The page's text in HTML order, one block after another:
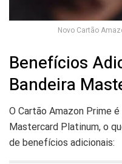
Novo Cartão
Benefícios
Bandeira
O Cartão Amazon Prime
Mastercard Platinum, o
de benefícios adicionais: